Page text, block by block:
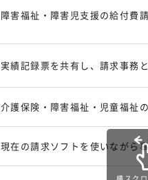
障害福祉・障害児支援の給付費
実績記録票を共有し、請求事務
介護保険・障害福祉・児童福祉
現在の請求ソフトを使いながら